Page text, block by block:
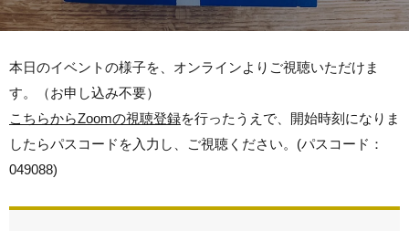
本日のイベントの様子を、オンラインよりご視聴いただけま
す。（お申し込み不要）
こちらからZoomの視聴登録を行ったうえで、開始時刻になりま
したらパスコードを入力し、ご視聴ください。(パスコード：
049088)